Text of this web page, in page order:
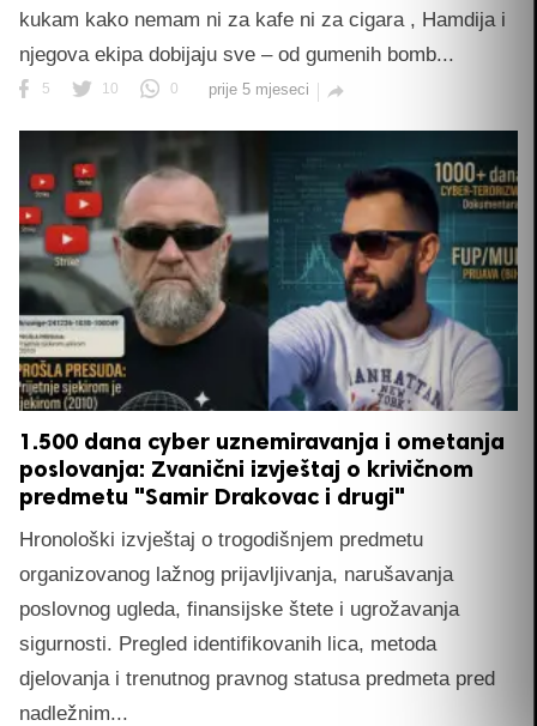
kukam kako nemam ni za kafe ni za cigara , Hamdija i
njegova ekipa dobijaju sve – od gumenih bomb...
5 10 0 prije 5 mjeseci 
1.500 dana cyber uznemiravanja i ometanja
poslovanja: Zvanični izvještaj o krivičnom
predmetu "Samir Drakovac i drugi"
Hronološki izvještaj o trogodišnjem predmetu
organizovanog lažnog prijavljivanja, narušavanja
poslovnog ugleda, finansijske štete i ugrožavanja
sigurnosti. Pregled identifikovanih lica, metoda
djelovanja i trenutnog pravnog statusa predmeta pred
nadležnim...